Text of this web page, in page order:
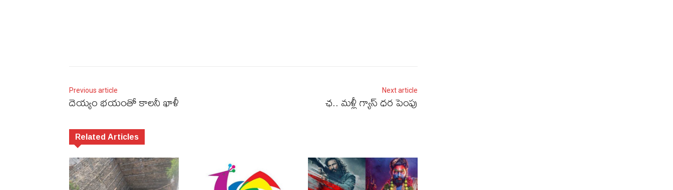
Previous article
దెయ్యం భయంతో కాలనీ ఖాళీ
Next article
ఛ.. మళ్లీ గ్యాస్‌ ధర పెంపు
Related Articles